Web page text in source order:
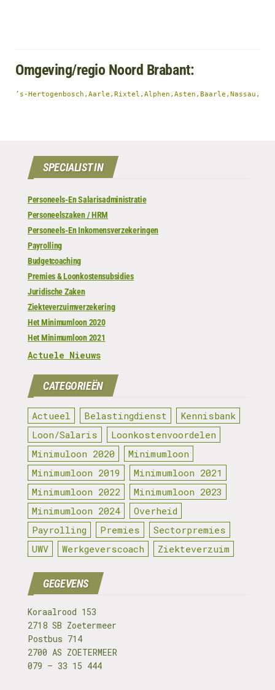
Omgeving/regio Noord Brabant:
’s-
SPECIALIST IN
Personeels-En Salarisadministratie
Personeelszaken / HRM
Personeels-En Inkomensverzekeringen
Payrolling
Budgetcoaching
Premies & Loonkostensubsidies
Juridische Zaken
Ziekteverzuimverzekering
Het Minimumloon 2020
Het Minimumloon 2021
Actuele Nieuws
CATEGORIEËN
Actueel Belastingdienst
Kennisbank
Loon/Salaris
Loonkostenvoordelen
Minimuloon 2020
Minimumloon
Minimumloon 2019
Minimumloon 2021
Minimumloon 2022
Minimumloon 2023
Minimumloon 2024
Overheid
Payrolling
Premies
Sectorpremies
UWV
Werkgeverscoach Ziekteverzuim
GEGEVENS
Koraalrood 153
2718 SB Zoetermeer
Postbus 714
2700 AS ZOETERMEER
079 – 33 15 444